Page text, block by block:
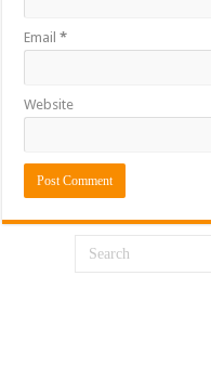
Email*
Website